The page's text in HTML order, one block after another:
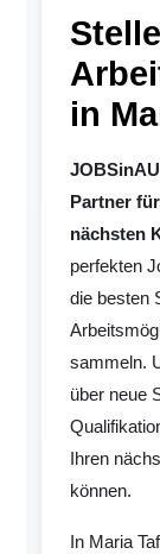
in
Partner
nächsten
perfekten
die besten
sammeln.
über neue
Ihren
können.
In Maria